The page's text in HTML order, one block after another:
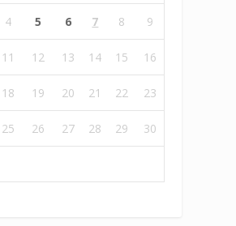
4 5 6 7 8 9
11 12 13 14 15 16
18 19 20 21 22 23
25 26 27 28 29 30